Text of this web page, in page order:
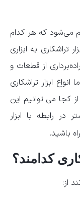
می‌شود که هر کدام
تراشکاری به ابزاری
از قطعات و
ابزار تراشکاری
کجا می توانیم این
در رابطه با ابزار
باشید.
کدامند؟
از: